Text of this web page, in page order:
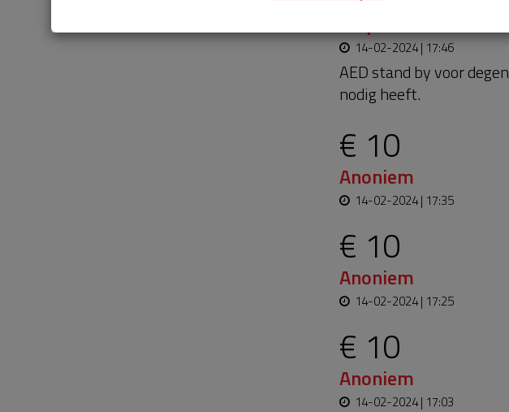
14-02-2024 | 17:46
AED stand by voor
nodig heeft.
€ 10
Anoniem
14-02-2024 | 17:35
€ 10
Anoniem
14-02-2024 | 17:25
€ 10
Anoniem
14-02-2024 | 17:03